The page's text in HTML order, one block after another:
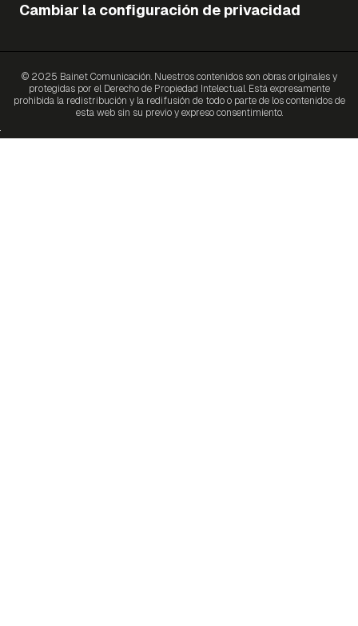
Cambiar la configuración de privacidad
© 2025 Bainet Comunicación. Nuestros contenidos son obras originales y
protegidas por el Derecho de Propiedad Intelectual. Está expresamente
prohibida la redistribución y la redifusión de todo o parte de los contenidos de
esta web sin su previo y expreso consentimiento.